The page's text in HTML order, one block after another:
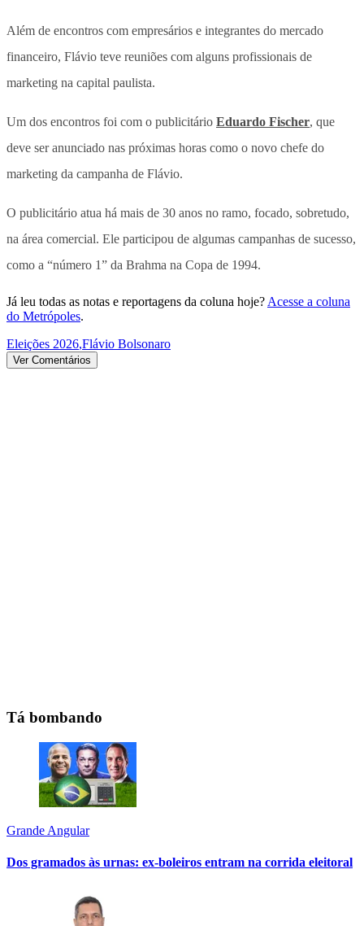
Além de encontros com empresários e integrantes do mercado
financeiro, Flávio teve reuniões com alguns profissionais de
marketing na capital paulista.
Um dos encontros foi com o publicitário Eduardo Fischer, que
deve ser anunciado nas próximas horas como o novo chefe do
marketing da campanha de Flávio.
O publicitário atua há mais de 30 anos no ramo, focado, sobretudo,
na área comercial. Ele participou de algumas campanhas de sucesso,
como a “número 1” da Brahma na Copa de 1994.
Já leu todas as notas e reportagens da coluna hoje? Acesse a coluna
do Metrópoles.
Eleições 2026,Flávio Bolsonaro
Ver Comentários
Tá bombando
Grande Angular
Dos gramados às urnas: ex-boleiros entram na corrida eleitoral